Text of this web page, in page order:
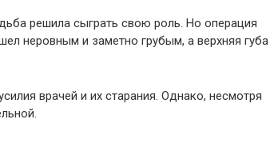
решила сыграть свою роль. Но операция
неровным и заметно грубым, а верхняя губа
врачей и их старания. Однако, несмотря